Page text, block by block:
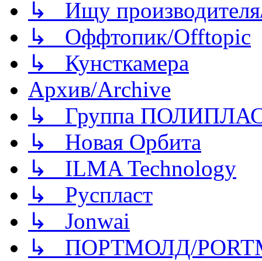
↳ Ищу
↳ Оффтопик/Offtopic
↳ Кунсткамера
Архив/Archive
↳ Группа
↳ Новая Орбита
↳ ILMA Technology
↳ Руспласт
↳ Jonwai
↳ ПОРТМОЛД/